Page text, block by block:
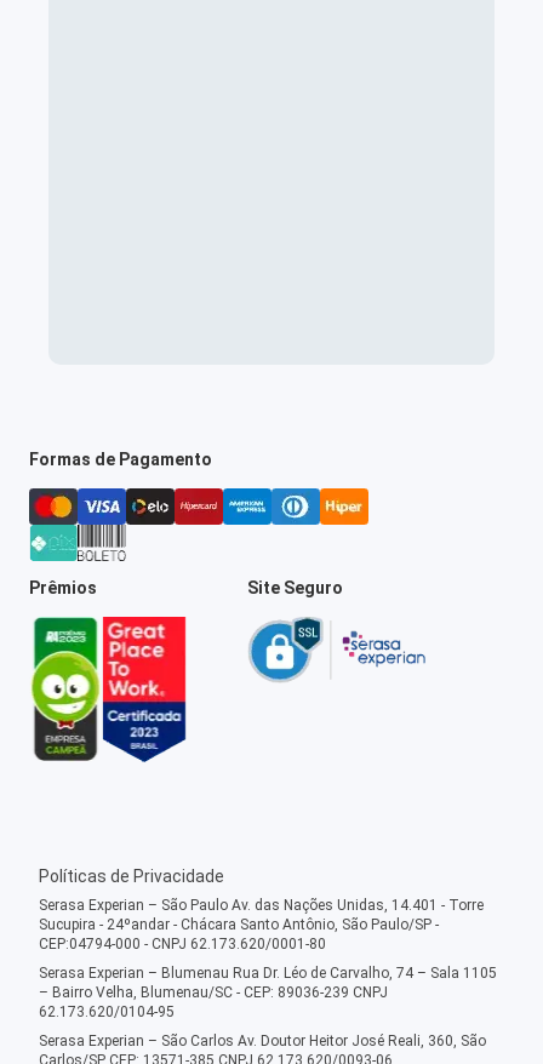
Formas de Pagamento
Prêmios Site Seguro
Políticas de Privacidade
Serasa Experian – São Paulo Av. das Nações Unidas, 14.401 - Torre
Sucupira - 24ºandar - Chácara Santo Antônio, São Paulo/SP -
CEP:04794-000 - CNPJ 62.173.620/0001-80
Serasa Experian – Blumenau Rua Dr. Léo de Carvalho, 74 – Sala 1105
– Bairro Velha, Blumenau/SC - CEP: 89036-239 CNPJ
62.173.620/0104-95
Serasa Experian – São Carlos Av. Doutor Heitor José Reali, 360, São
Carlos/SP CEP: 13571-385 CNPJ 62.173.620/0093-06